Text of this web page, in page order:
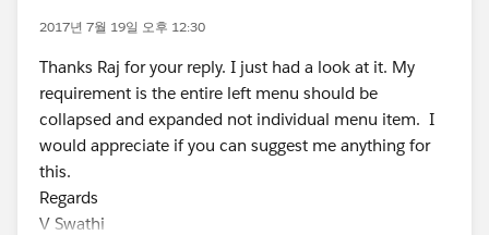
2017년 7월 19일 오후 12:30
Thanks Raj for your reply. I just had a look at it. My
requirement is the entire left menu should be
collapsed and expanded not individual menu item. I
would appreciate if you can suggest me anything for
this.
Regards
V Swathi